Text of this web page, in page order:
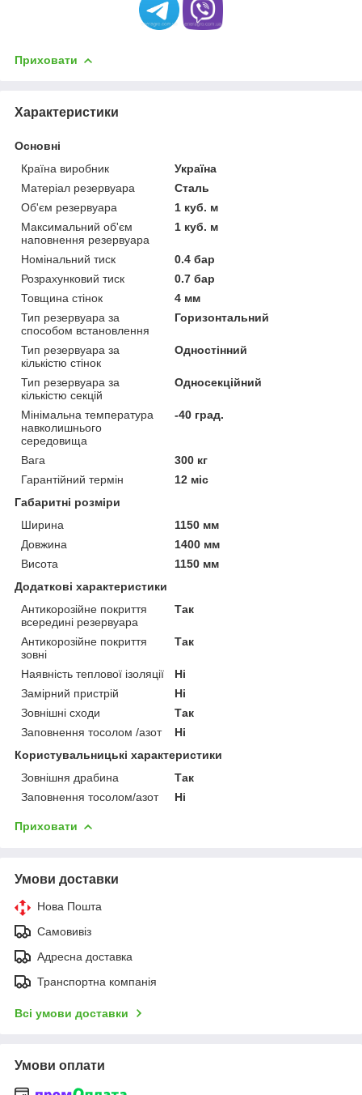
Приховати
Характеристики
Основні
Країна виробник
Україна
Матеріал резервуара
Сталь
Об'єм резервуара
1 куб. м
Максимальний об'єм
наповнення резервуара
1 куб. м
Номінальний тиск
0.4 бар
Розрахунковий тиск
0.7 бар
Товщина стінок
4 мм
Тип резервуара за
способом встановлення
Горизонтальний
Тип резервуара за
кількістю стінок
Одностінний
Тип резервуара за
кількістю секцій
Односекційний
Мінімальна температура
навколишнього
середовища
-40 град.
Вага
300 кг
Гарантійний термін
12 міс
Габаритні розміри
Ширина
1150 мм
Довжина
1400 мм
Висота
1150 мм
Додаткові характеристики
Антикорозійне покриття
всередині резервуара
Так
Антикорозійне покриття
зовні
Так
Наявність теплової ізоляції
Ні
Замірний пристрій
Ні
Зовнішні сходи
Так
Заповнення тосолом /азот
Ні
Користувальницькі характеристики
Зовнішня драбина
Так
Заповнення тосолом/азот
Ні
Приховати
Умови доставки
Нова Пошта
Самовивіз
Адресна доставка
Транспортна компанія
Всі умови доставки
Умови оплати